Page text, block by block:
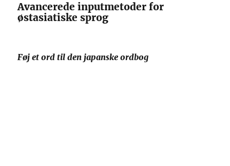
Avancerede inputmetoder for
østasiatiske sprog
Føj et ord til den japanske ordbog